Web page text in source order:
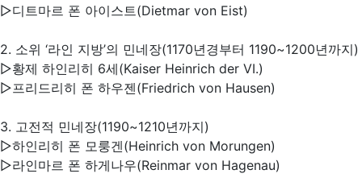
▷디트마르 폰 아이스트(Dietmar von Eist)
2. 소위 ‘라인 지방’의 민네장(1170년경부터 1190~1200년까
▷황제 하인리히 6세(Kaiser Heinrich der VI.)
▷프리드리히 폰 하우젠(Friedrich von Hausen)
3. 고전적 민네장(1190~1210년까지)
▷하인리히 폰 모룽겐(Heinrich von Morungen)
▷라인마르 폰 하게나우(Reinmar von Hagenau)